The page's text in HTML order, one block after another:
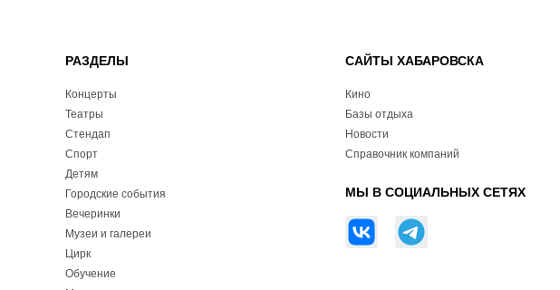
РАЗДЕЛЫ
Концерты
Театры
Стендап
Спорт
Детям
Городские события
Вечеринки
Музеи и галереи
Цирк
Обучение
САЙТЫ ХАБАРОВСКА
Кино
Базы отдыха
Новости
Справочник компаний
МЫ В СОЦИАЛЬНЫХ СЕТЯХ